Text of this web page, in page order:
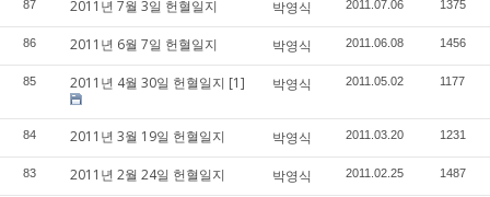
87 2011년 7월 3일 헌혈일지 박영식 2011.07.06 1375
86 2011년 6월 7일 헌혈일지 박영식 2011.06.08 1456
85 2011년 4월 30일 헌혈일지 [1] 박영식 2011.05.02 1177
84 2011년 3월 19일 헌혈일지 박영식 2011.03.20 1231
83 2011년 2월 24일 헌혈일지 박영식 2011.02.25 1487